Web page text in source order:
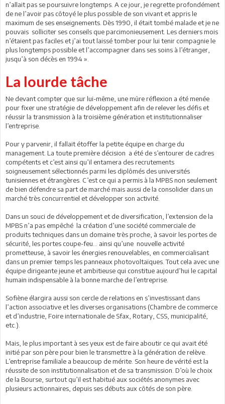
n’allait pas se poursuivre longtemps. A ce jour, je regrette profondément
de ne l’avoir pas côtoyé le plus possible de son vivant et appris le
maximum de ses enseignements. Dès 1990, il était tombé malade et je ne
pouvais solliciter ses conseils que parcimonieusement. Les derniers mois
n’étaient pas faciles et j’ai tout laissé tomber pour lui tenir compagnie le
plus longtemps possible et l’accompagner dans ses soins à l’étranger,
jusqu’à son décès en 1994 ».
La lourde tâche
Ne devant compter que sur lui-même, une mûre réflexion a été menée
pour fixer une stratégie de développement afin de relever les défis et
réussir la transmission à la troisième génération et institutionnaliser
l’entreprise.
Pour y parvenir, il fallait étoffer la petite équipe en charge du
management. La toute première décision a été de s’entourer de cadres
compétents et c’est ainsi qu’il entamera des recrutements
soigneusement sélectionnés parmi les diplômés des universités
tunisiennes et étrangères. C’est ce qui a permis à la MPBS non seulement
de bien défendre sa part de marché mais aussi de la consolider dans un
marché très concurrentiel et développer son activité.
Dans un souci de développement et de diversification, l’extension de la
MPBS n’a pas empêché la création d’une société commerciale de
produits techniques dans un domaine très proche, à savoir les portes de
sécurité, les portes coupe-feu… ainsi qu’une nouvelle activité
prometteuse, à savoir les énergies renouvelables, en commercialisant
dans un premier temps les panneaux photovoltaïques. Tout cela avec une
équipe dirigeante jeune et ambitieuse qui constitue aujourd’hui le capital
humain indispensable à la bonne marche de l’entreprise.
Sofiène élargira aussi son cercle de relations en s’investissant dans
l’action associative et les diverses organisations (Chambre de commerce
et d’industrie, Foire internationale de Sfax, Rotary, CSS, municipalité,
etc.).
Mais, le plus important à ses yeux est de faire aboutir ce qui avait été
initié par son père pour bien le transmettre à la génération de relève.
L’entreprise familiale a beaucoup de mérite. Son heure de vérité est la
réussite de son institutionnalisation et de sa transmission. D’où le choix
de la Bourse, surtout qu’il est habitué aux sociétés anonymes avec
plusieurs actionnaires, depuis ses débuts aux côtés de son père.